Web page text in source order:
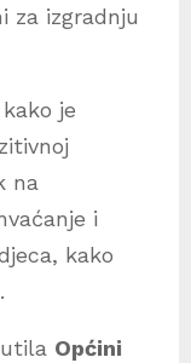
za izgradnju
je
na
i
kako
Općini